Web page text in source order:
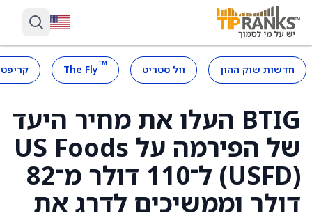
חדשות שוק ההון וול סטריט ™
The Fly
BTIG העלו את מחיר היעד
של הפירמה על US Foods
(USFD) ל־110 דולר מ־82
דולר וממשיכים לדרג את